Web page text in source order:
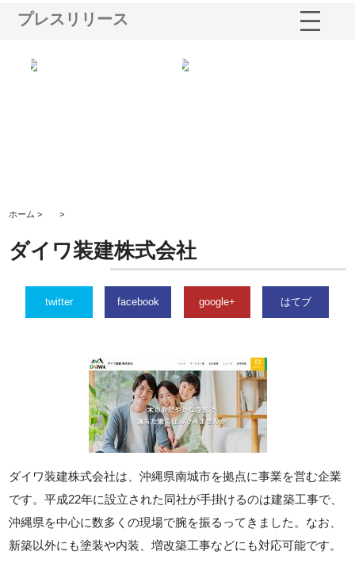
プレスリリース
ホーム > >
ダイワ装建株式会社
twitter facebook google+ はてブ
ダイワ装建株式会社は、沖縄県南城市を拠点に事業を営む企業
です。平成22年に設立された同社が手掛けるのは建築工事で、
沖縄県を中心に数多くの現場で腕を振るってきました。なお、
新築以外にも塗装や内装、増改築工事などにも対応可能です。